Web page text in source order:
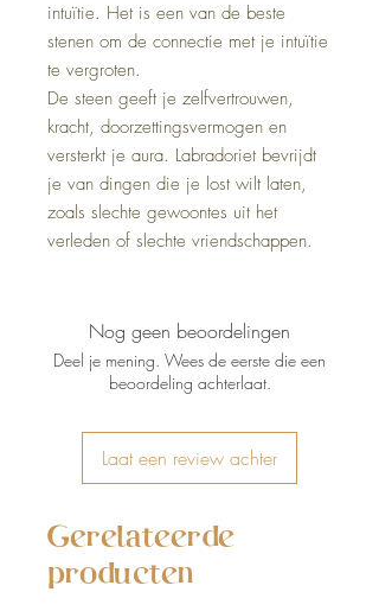
intuïtie. Het is een van de beste
stenen om de connectie met je intuïtie
te vergroten.
De steen geeft je zelfvertrouwen,
kracht, doorzettingsvermogen en
versterkt je aura. Labradoriet bevrijdt
je van dingen die je lost wilt laten,
zoals slechte gewoontes uit het
verleden of slechte vriendschappen.
Nog geen beoordelingen
Deel je mening. Wees de eerste die een
beoordeling achterlaat.
Laat een review achter
Gerelateerde
producten